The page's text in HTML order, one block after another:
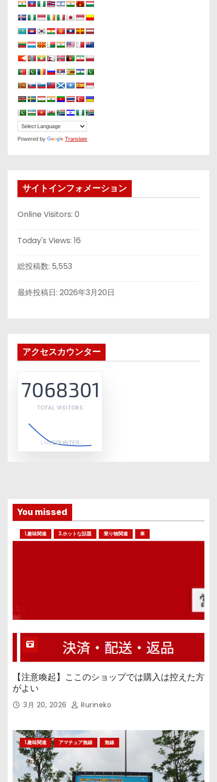
Powered by Translate
サイトインフォメーション
Online Visitors: 0
Today's Views: 16
総投稿数: 5,553
最終投稿日: 2026年3月20日
アクセスカウンター
7068301
TOTAL VISITORS
You missed
1.趣味関連 3.ホットな話題 乗り物関連 車
【注意喚起】ここのショップでは購入は控えた方
がよい
3月 20, 2026 Rurineko
1.趣味関連 アマチュア無線 無線